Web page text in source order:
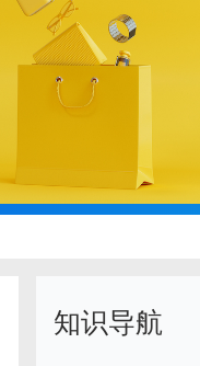
知识导航